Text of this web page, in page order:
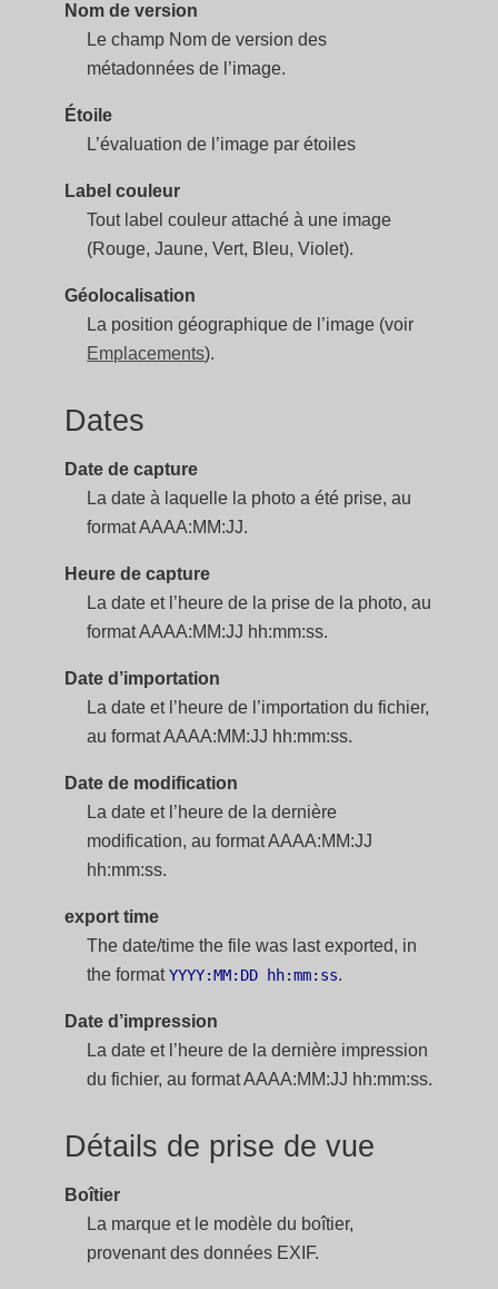
Nom de version
Le champ Nom de version des
métadonnées de l’image.
Étoile
L’évaluation de l’image par étoiles
Label couleur
Tout label couleur attaché à une image
(Rouge, Jaune, Vert, Bleu, Violet).
Géolocalisation
La position géographique de l’image (voir
Emplacements).
Dates
Date de capture
La date à laquelle la photo a été prise, au
format AAAA:MM:JJ.
Heure de capture
La date et l’heure de la prise de la photo, au
format AAAA:MM:JJ hh:mm:ss.
Date d’importation
La date et l’heure de l’importation du fichier,
au format AAAA:MM:JJ hh:mm:ss.
Date de modification
La date et l’heure de la dernière
modification, au format AAAA:MM:JJ
hh:mm:ss.
export time
The date/time the file was last exported, in
the formatYYYY:MM:DD hh:mm:ss.
Date d’impression
La date et l’heure de la dernière impression
du fichier, au format AAAA:MM:JJ hh:mm:ss.
Détails de prise de vue
Boîtier
La marque et le modèle du boîtier,
provenant des données EXIF.